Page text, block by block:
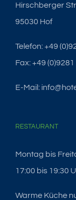
Hirschberger
95030 Hof
Telefon: +49
Fax: +49
E-Mail:
RESTAURANT
Montag bis
17:00 bis 19:30
Warme Küche